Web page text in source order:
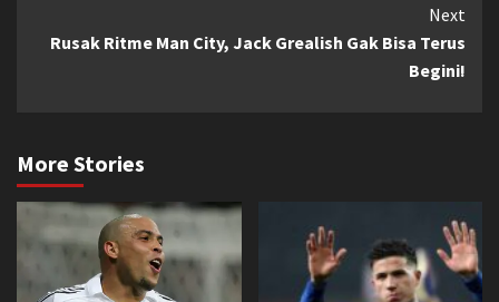
Next
Rusak Ritme Man City, Jack Grealish Gak Bisa Terus
Begini!
More Stories